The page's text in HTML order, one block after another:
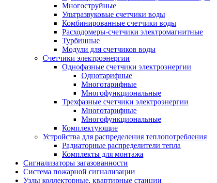
Многоструйные
Ультразвуковые счетчики воды
Комбинированные счетчики воды
Расходомеры-счетчики электромагнитные
Турбинные
Модули для счетчиков воды
Счетчики электроэнергии
Однофазные счетчики электроэнергии
Однотарифные
Многотарифные
Многофункциональные
Трехфазные счетчики электроэнергии
Многотарифные
Многофункциональные
Комплектующие
Устройства для распределения теплопотребления
Радиаторные распределители тепла
Комплекты для монтажа
Сигнализаторы загазованности
Система пожарной сигнализации
Узлы коллекторные, квартирные станции